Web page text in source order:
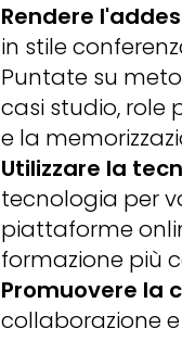
Rendere
in stile
Puntate su
casi studio, role
e la
Utilizzare la
tecnologia per
piattaforme
formazione più
Promuovere la
collaborazione